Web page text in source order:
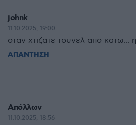
johnk
11.10.2025, 19:00
οταν χτιζατε τουνελ απο κατω...
ΑΠΑΝΤΗΣΗ
Απόλλων
11.10.2025, 18:56